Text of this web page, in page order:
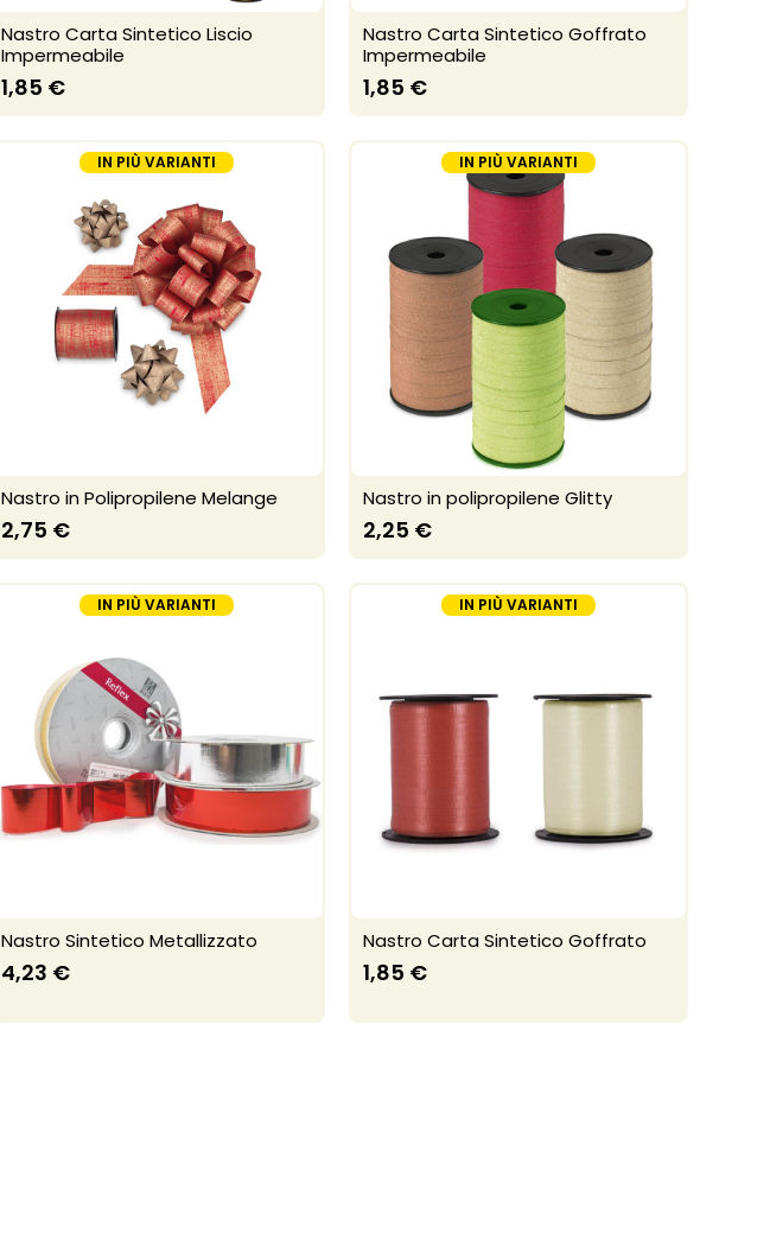
Nastro Carta Sintetico Liscio
Impermeabile
1,85 €
Nastro Carta Sintetico Goffrato
Impermeabile
1,85 €
IN PIÙ VARIANTI
Nastro in Polipropilene Melange
2,75 €
IN PIÙ VARIANTI
Nastro in polipropilene Glitty
2,25 €
IN PIÙ VARIANTI
Nastro Sintetico Metallizzato
4,23 €
IN PIÙ VARIANTI
Nastro Carta Sintetico Goffrato
1,85 €